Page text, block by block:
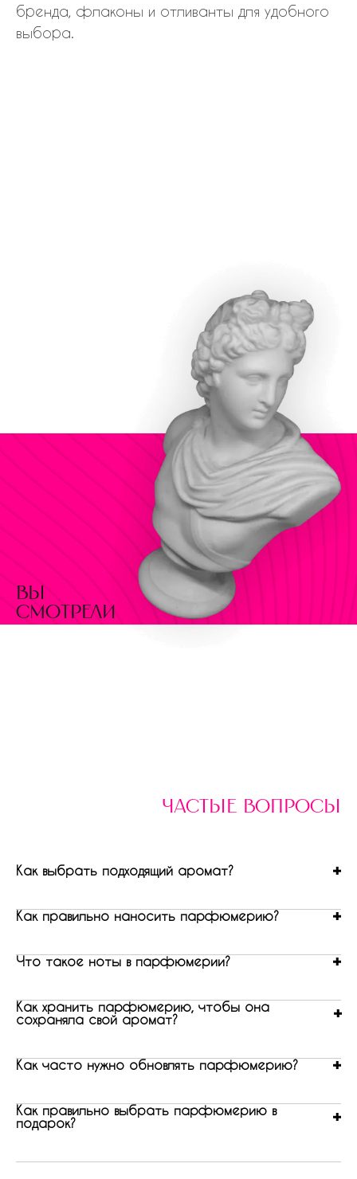
бренда, флаконы и отливанты для удобного
выбора.
вы
смотрели
частые вопросы
Как выбрать подходящий аромат?
Как правильно наносить парфюмерию?
Что такое ноты в парфюмерии?
Как хранить парфюмерию, чтобы она
сохраняла свой аромат?
Как часто нужно обновлять парфюмерию?
Как правильно выбрать парфюмерию в
подарок?